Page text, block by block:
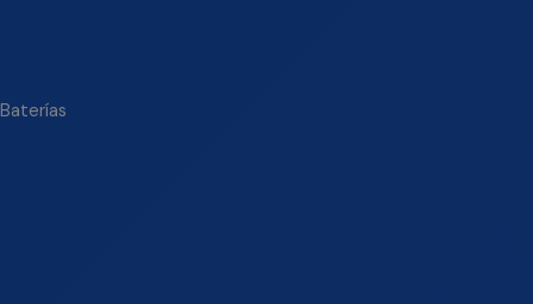
Baterías